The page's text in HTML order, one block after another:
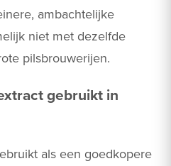
ambachtelijke
niet met dezelfde
pilsbrouwerijen.
gebruikt in
als een goedkopere